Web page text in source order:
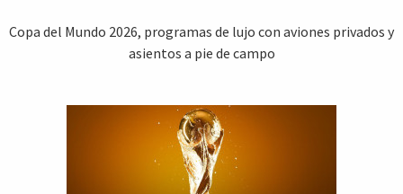
Copa del Mundo 2026, programas de lujo con aviones privados y
asientos a pie de campo